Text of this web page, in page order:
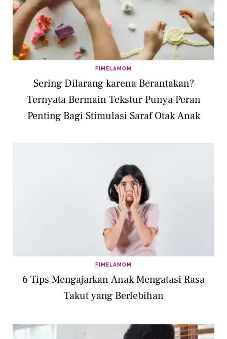
FIMELAMOM
Sering Dilarang karena Berantakan?
Ternyata Bermain Tekstur Punya Peran
Penting Bagi Stimulasi Saraf Otak Anak
FIMELAMOM
6 Tips Mengajarkan Anak Mengatasi Rasa
Takut yang Berlebihan